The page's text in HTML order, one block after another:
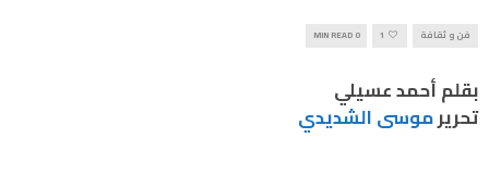
فن و ثقافة 1
0 MIN READ
بقلم أحمد عسيلي
تحريرموسى الشديدي